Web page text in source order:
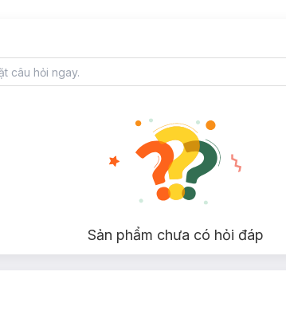
Sản phẩm chưa có hỏi đáp